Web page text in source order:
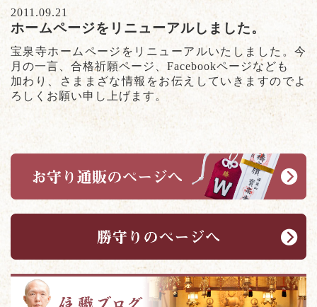
2011.09.21
ホームページをリニューアルしました。
宝泉寺ホームページをリニューアルいたしました。今
月の一言、合格祈願ページ、Facebookページなども
加わり、さままざな情報をお伝えしていきますのでよ
ろしくお願い申し上げます。